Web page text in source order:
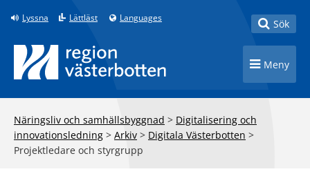
Till innehåll på sidan
Lyssna Lättläst Languages Toggle
Sök
Toggle
Meny
Näringsliv och samhällsbyggnad > Digitalisering och
innovationsledning > Arkiv > Digitala Västerbotten >
Projektledare och styrgrupp